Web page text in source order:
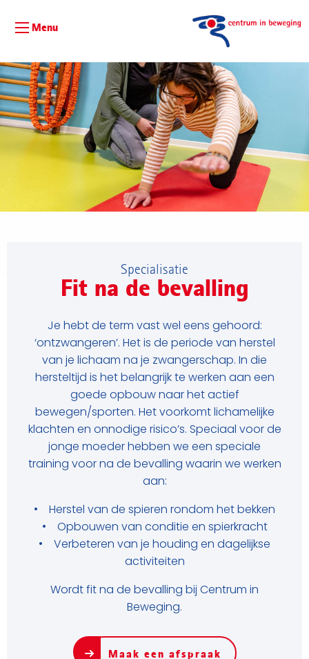
Menu
Specialisatie
Fit na de bevalling
Je hebt de term vast wel eens gehoord:
‘ontzwangeren’. Het is de periode van herstel
van je lichaam na je zwangerschap. In die
hersteltijd is het belangrijk te werken aan een
goede opbouw naar het actief
bewegen/sporten. Het voorkomt lichamelijke
klachten en onnodige risico’s. Speciaal voor de
jonge moeder hebben we een speciale
training voor na de bevalling waarin we werken
aan:
• Herstel van de spieren rondom het bekken
• Opbouwen van conditie en spierkracht
• Verbeteren van je houding en dagelijkse
activiteiten
Wordt fit na de bevalling bij Centrum in
Beweging.
Maak een afspraak